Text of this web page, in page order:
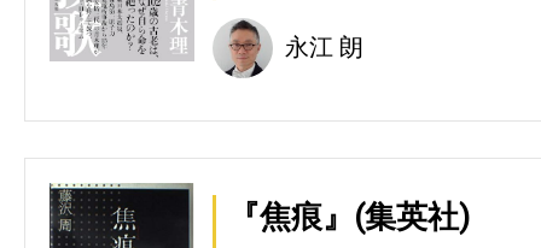
永江 朗
『焦痕』(集英社)